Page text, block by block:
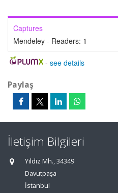
Captures
Mendeley - Readers: 1
- see details
Paylaş
İletişim Bilgileri
Yıldız Mh., 34349
Davutpaşa
İstanbul